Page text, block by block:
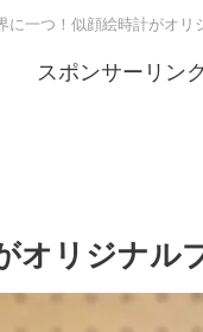
に一つ！似顔絵時計がオリ
スポンサーリンク
オリジナル